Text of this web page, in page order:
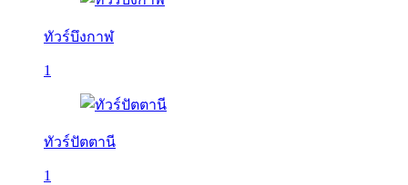
ทัวร์บึงกาฬ
1
ทัวร์ปัตตานี
1